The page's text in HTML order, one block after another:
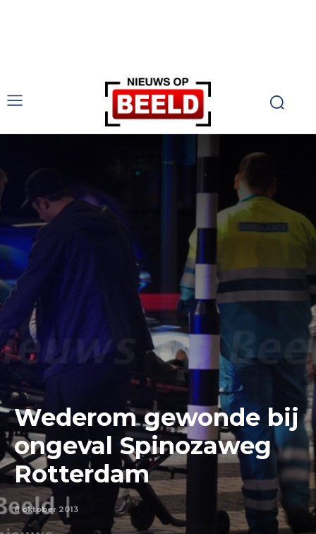
Wederom gewonde bij
ongeval Spinozaweg
Rotterdam
8 oktober 2013